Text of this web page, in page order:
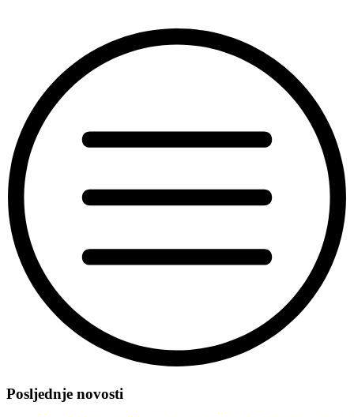
svima
Posljednje novosti